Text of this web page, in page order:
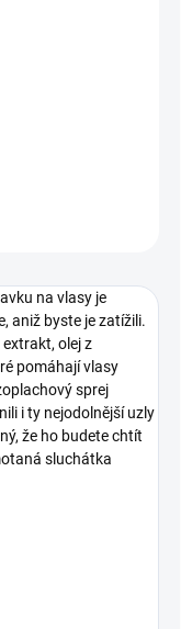
na vlasy je
aniž byste je zatížili.
olej z
pomáhají vlasy
sprej
i ty nejodolnější uzly
že ho budete chtít
sluchátka